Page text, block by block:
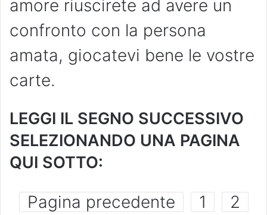
amore riuscirete ad avere un
confronto con la persona
amata, giocatevi bene le vostre
carte.
LEGGI IL SEGNO SUCCESSIVO
SELEZIONANDO UNA PAGINA
QUI SOTTO:
Pagina precedente 1
2